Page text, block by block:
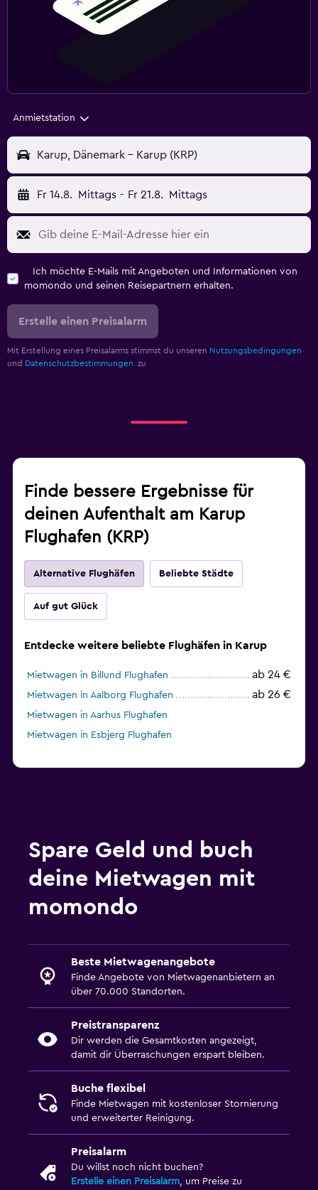
Anmietstation
Karup, Dänemark - Karup (KRP)
Fr 14.8. Mittags - Fr 21.8. Mittags
Ich möchte E-Mails mit Angeboten und Informationen von
momondo und seinen Reisepartnern erhalten.
Erstelle einen Preisalarm
Mit Erstellung eines Preisalarms stimmst du unseren Nutzungsbedingungen
und Datenschutzbestimmungen. zu
Finde bessere Ergebnisse für
deinen Aufenthalt am Karup
Flughafen (KRP)
Alternative Flughäfen Beliebte Städte
Auf gut Glück
Entdecke weitere beliebte Flughäfen in Karup
Mietwagen in Billund Flughafen ab 24 €
Mietwagen in Aalborg Flughafen ab 26 €
Mietwagen in Aarhus Flughafen
Mietwagen in Esbjerg Flughafen
Spare Geld und buch
deine Mietwagen mit
momondo
Beste Mietwagenangebote
Finde Angebote von Mietwagenanbietern an
über 70.000 Standorten.
Preistransparenz
Dir werden die Gesamtkosten angezeigt,
damit dir Überraschungen erspart bleiben.
Buche flexibel
Finde Mietwagen mit kostenloser Stornierung
und erweiterter Reinigung.
Preisalarm
Du willst noch nicht buchen?
Erstelle einen Preisalarm, um Preise zu